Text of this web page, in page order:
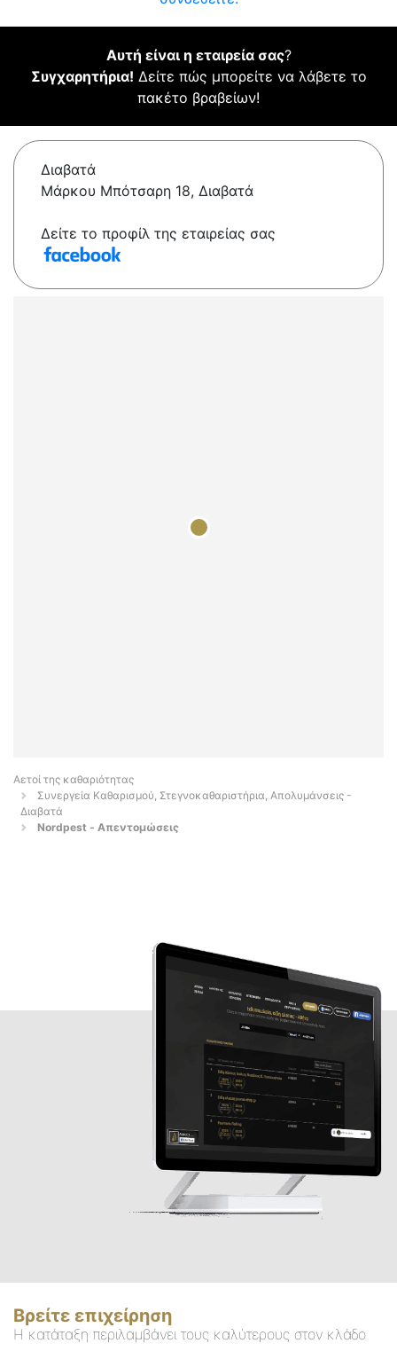
Αυτή είναι η εταιρεία σας?
Συγχαρητήρια! Δείτε πώς μπορείτε να λάβετε το
πακέτο βραβείων!
Διαβατά
Μάρκου Μπότσαρη 18, Διαβατά
Δείτε το προφίλ της εταιρείας σας
Αετοί της καθαριότητας
Συνεργεία Καθαρισμού, Στεγνοκαθαριστήρια, Απολυμάνσεις -
Διαβατά
Nordpest - Απεντομώσεις
Βρείτε επιχείρηση
Η κατάταξη περιλαμβάνει τους καλύτερους στον κλάδο